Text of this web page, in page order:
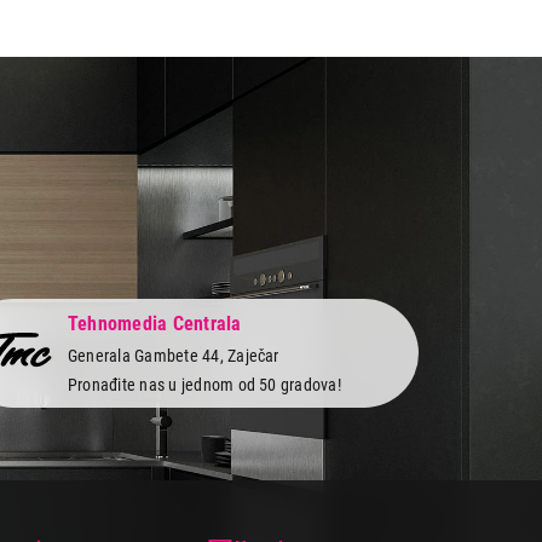
Tehnomedia Centrala
Generala Gambete 44, Zaječar
Pronađite nas u jednom od 50 gradova!